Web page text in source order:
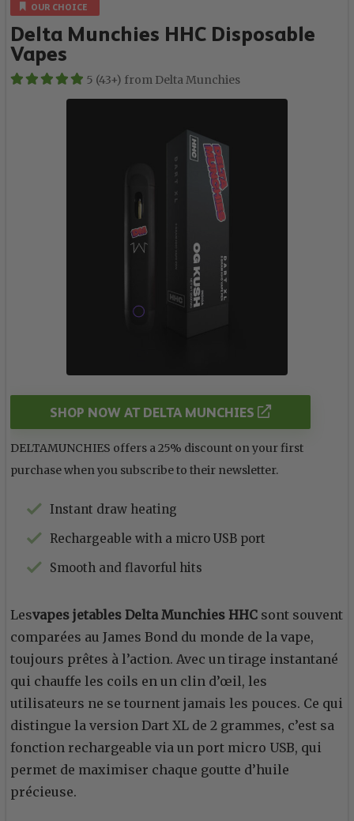
OUR CHOICE
Delta Munchies HHC Disposable
Vapes
5 (43+) from Delta Munchies
SHOP NOW AT DELTA MUNCHIES
DELTAMUNCHIES offers a 25% discount on your first
purchase when you subscribe to their newsletter.
Instant draw heating
Rechargeable with a micro USB port
Smooth and flavorful hits
Lesvapes jetables Delta Munchies HHC sont souvent
comparées au James Bond du monde de la vape,
toujours prêtes à l’action. Avec un tirage instantané
qui chauffe les coils en un clin d’œil, les
utilisateurs ne se tournent jamais les pouces. Ce qui
distingue la version Dart XL de 2 grammes, c’est sa
fonction rechargeable via un port micro USB, qui
permet de maximiser chaque goutte d’huile
précieuse.